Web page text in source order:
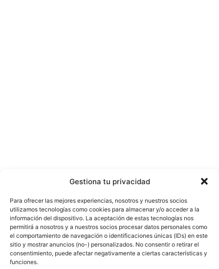
Gestiona tu privacidad
Para ofrecer las mejores experiencias, nosotros y nuestros socios
utilizamos tecnologías como cookies para almacenar y/o acceder a la
información del dispositivo. La aceptación de estas tecnologías nos
permitirá a nosotros y a nuestros socios procesar datos personales como
el comportamiento de navegación o identificaciones únicas (IDs) en este
sitio y mostrar anuncios (no-) personalizados. No consentir o retirar el
consentimiento, puede afectar negativamente a ciertas características y
funciones.